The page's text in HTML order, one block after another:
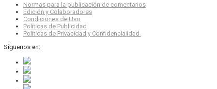
Normas para la publicación de comentarios
Edición y Colaboradores
Condiciones de Uso
Políticas de Publicidad
Políticas de Privacidad y Confidencialidad
Síguenos en: